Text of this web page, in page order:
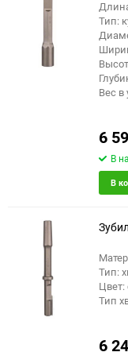
Тип:
Вес в
6
В
В
Тип:
Цвет:
Тип
6